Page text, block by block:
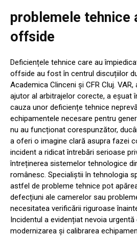
problemele tehnice
offside
Deficiențele tehnice care au
offside au fost în centrul discuțiilor
Academica Clinceni și CFR Cluj.
ajutor al arbitrajelor corecte, a eșuat
cauza unor deficiențe tehnice
echipamentele necesare pentru
nu au funcționat corespunzător,
a oferi o imagine clară asupra fazei
incident a ridicat întrebări serioase
întreținerea sistemelor tehnologice
românesc. Specialiștii în tehnologia
astfel de probleme tehnice pot
defecțiuni ale camerelor sau
necesitatea verificării riguroase
Incidentul a evidențiat nevoia
modernizarea și calibrarea